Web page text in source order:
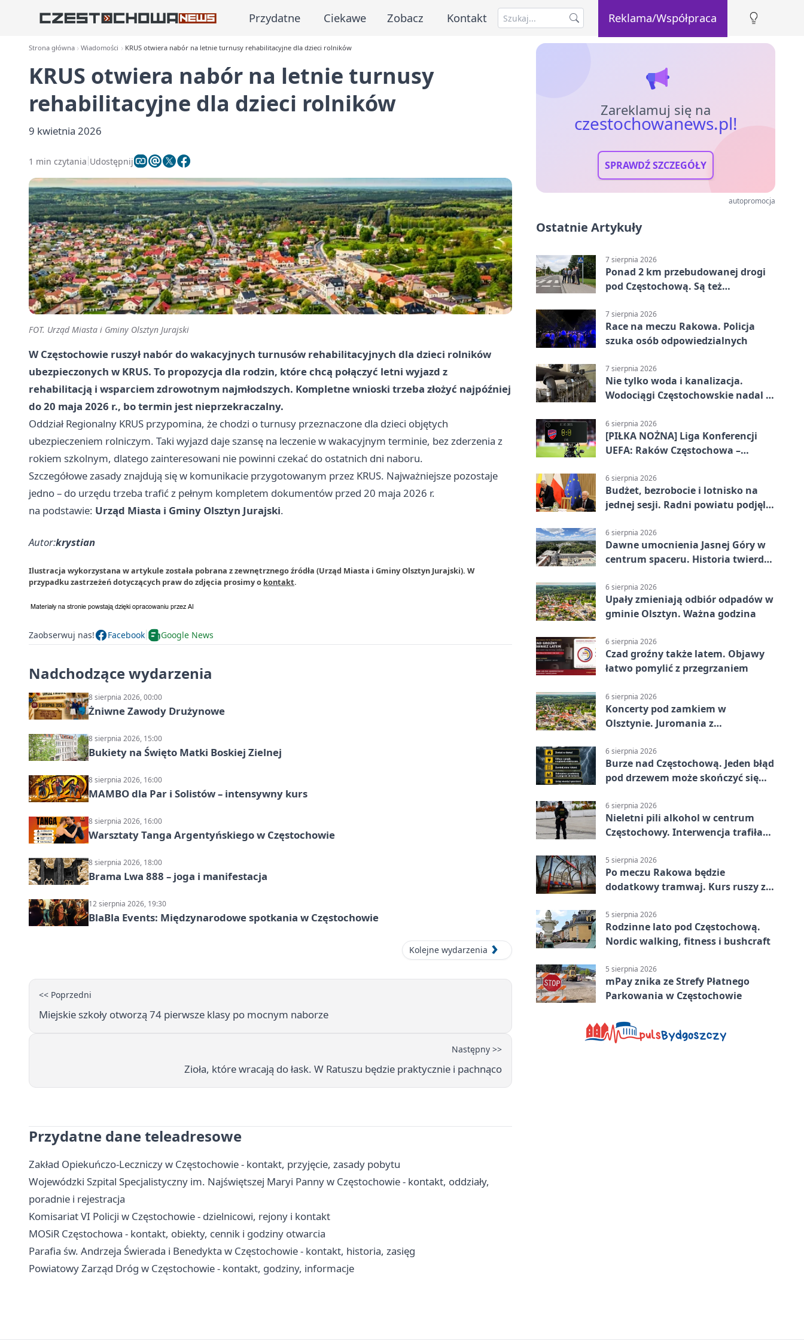
Przydatne Ciekawe Zobacz Kontakt Reklama/Współpraca
Strona główna Wiadomości KRUS otwiera nabór na letnie turnusy rehabilitacyjne dla dzieci rolników
KRUS otwiera nabór na letnie turnusy
rehabilitacyjne dla dzieci rolników
9 kwietnia 2026
1 min czytania Udostępnij
FOT. Urząd Miasta i Gminy Olsztyn Jurajski
W Częstochowie ruszył nabór do wakacyjnych turnusów rehabilitacyjnych dla dzieci rolników
ubezpieczonych w KRUS. To propozycja dla rodzin, które chcą połączyć letni wyjazd z
rehabilitacją i wsparciem zdrowotnym najmłodszych. Kompletne wnioski trzeba złożyć najpóźniej
do 20 maja 2026 r., bo termin jest nieprzekraczalny.
Oddział Regionalny KRUS przypomina, że chodzi o turnusy przeznaczone dla dzieci objętych
ubezpieczeniem rolniczym. Taki wyjazd daje szansę na leczenie w wakacyjnym terminie, bez zderzenia z
rokiem szkolnym, dlatego zainteresowani nie powinni czekać do ostatnich dni naboru.
Szczegółowe zasady znajdują się w komunikacie przygotowanym przez KRUS. Najważniejsze pozostaje
jedno – do urzędu trzeba trafić z pełnym kompletem dokumentów przed 20 maja 2026 r.
na podstawie: Urząd Miasta i Gminy Olsztyn Jurajski.
Autor:krystian
Ilustracja wykorzystana w artykule została pobrana z zewnętrznego źródła (Urząd Miasta i Gminy Olsztyn Jurajski). W
przypadku zastrzeżeń dotyczących praw do zdjęcia prosimy o kontakt.
Zaobserwuj nas! Facebook Google News
Nadchodzące wydarzenia
8 sierpnia 2026, 00:00
Żniwne Zawody Drużynowe
8 sierpnia 2026, 15:00
Bukiety na Święto Matki Boskiej Zielnej
8 sierpnia 2026, 16:00
MAMBO dla Par i Solistów – intensywny kurs
8 sierpnia 2026, 16:00
Warsztaty Tanga Argentyńskiego w Częstochowie
8 sierpnia 2026, 18:00
Brama Lwa 888 – joga i manifestacja
12 sierpnia 2026, 19:30
BlaBla Events: Międzynarodowe spotkania w Częstochowie
Kolejne wydarzenia
<< Poprzedni
Miejskie szkoły otworzą 74 pierwsze klasy po mocnym naborze
Następny >>
Zioła, które wracają do łask. W Ratuszu będzie praktycznie i pachnąco
Przydatne dane teleadresowe
Zakład Opiekuńczo-Leczniczy w Częstochowie - kontakt, przyjęcie, zasady pobytu
Wojewódzki Szpital Specjalistyczny im. Najświętszej Maryi Panny w Częstochowie - kontakt, oddziały,
poradnie i rejestracja
Komisariat VI Policji w Częstochowie - dzielnicowi, rejony i kontakt
MOSiR Częstochowa - kontakt, obiekty, cennik i godziny otwarcia
Parafia św. Andrzeja Świerada i Benedykta w Częstochowie - kontakt, historia, zasięg
Powiatowy Zarząd Dróg w Częstochowie - kontakt, godziny, informacje
Zareklamuj się na
czestochowanews.pl!
SPRAWDŹ SZCZEGÓŁY
autopromocja
Ostatnie Artykuły
7 sierpnia 2026
Ponad 2 km przebudowanej drogi
pod Częstochową. Są też
7 sierpnia 2026
Race na meczu Rakowa. Policja
szuka osób odpowiedzialnych
7 sierpnia 2026
Nie tylko woda i kanalizacja.
Wodociągi Częstochowskie nadal w
6 sierpnia 2026
[PIŁKA NOŻNA] Liga Konferencji
UEFA: Raków Częstochowa –
meczu III rundy eliminacji
6 sierpnia 2026
Budżet, bezrobocie i lotnisko na
jednej sesji. Radni powiatu podjęli
6 sierpnia 2026
Dawne umocnienia Jasnej Góry w
centrum spaceru. Historia twierdzy
6 sierpnia 2026
Upały zmieniają odbiór odpadów w
gminie Olsztyn. Ważna godzina
6 sierpnia 2026
Czad groźny także latem. Objawy
łatwo pomylić z przegrzaniem
6 sierpnia 2026
Koncerty pod zamkiem w
Olsztynie. Juromania z
6 sierpnia 2026
Burze nad Częstochową. Jeden błąd
pod drzewem może skończyć się
6 sierpnia 2026
Nieletni pili alkohol w centrum
Częstochowy. Interwencja trafiła
5 sierpnia 2026
Po meczu Rakowa będzie
dodatkowy tramwaj. Kurs ruszy ze
5 sierpnia 2026
Rodzinne lato pod Częstochową.
Nordic walking, fitness i bushcraft
5 sierpnia 2026
mPay znika ze Strefy Płatnego
Parkowania w Częstochowie